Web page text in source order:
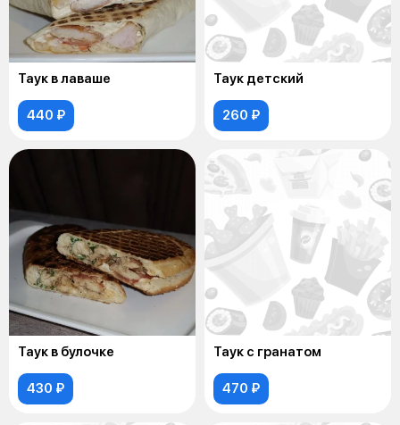
Таук в лаваше
440 ₽
Таук детский
260 ₽
Таук в булочке
430 ₽
Таук с гранатом
470 ₽